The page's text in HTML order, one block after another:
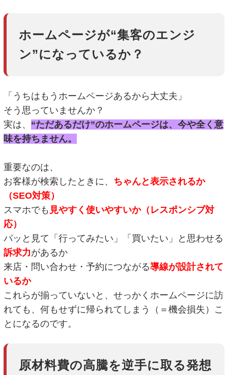
ホームページが“集客のエンジ
ン”になっているか？
「うちはもうホームページあるから大丈夫」
そう思っていませんか？
実は、 “ただあるだけ”のホームページは、今や全く意
味を持ちません。
重要なのは、
お客様が検索したときに、 ちゃんと表示されるか
（SEO対策）
スマホでも 見やすく使いやすいか（レスポンシブ対
応）
パッと見て「行ってみたい」「買いたい」と思わせる
訴求力があるか
来店・問い合わせ・予約につながる導線が設計されて
いるか
これらが揃っていないと、せっかくホームページに訪
れても、何もせずに帰られてしまう（＝機会損失）こ
とになるのです。
原材料費の高騰を逆手に取る発想